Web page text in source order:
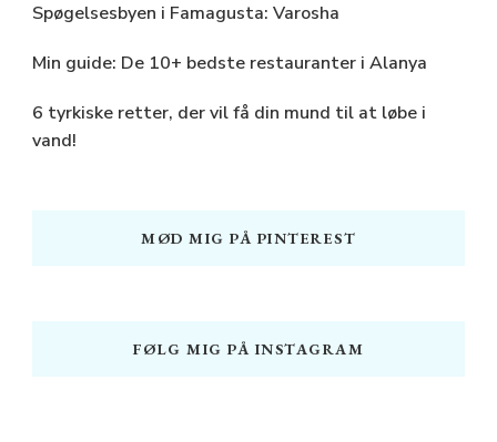
Spøgelsesbyen i Famagusta: Varosha
Min guide: De 10+ bedste restauranter i Alanya
6 tyrkiske retter, der vil få din mund til at løbe i
vand!
MØD MIG PÅ PINTEREST
FØLG MIG PÅ INSTAGRAM